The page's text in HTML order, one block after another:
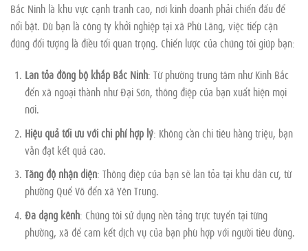
Bắc Ninh là khu vực cạnh tranh cao, nơi kinh doanh phải chiến đấu để
nổi bật. Dù bạn là công ty khởi nghiệp tại xã Phù Lãng, việc tiếp cận
đúng đối tượng là điều tối quan trọng. Chiến lược của chúng tôi giúp bạn:
Lan tỏa đồng bộ khắp Bắc Ninh: Từ phường trung tâm như Kinh Bắc
đến xã ngoại thành như Đại Sơn, thông điệp của bạn xuất hiện mọi
nơi.
Hiệu quả tối ưu với chi phí hợp lý: Không cần chi tiêu hàng triệu, bạn
vẫn đạt kết quả cao.
Tăng độ nhận diện: Thông điệp của bạn sẽ lan tỏa tại khu dân cư, từ
phường Quế Võ đến xã Yên Trung.
Đa dạng kênh: Chúng tôi sử dụng nền tảng trực tuyến tại từng
phường, xã để cam kết dịch vụ của bạn phù hợp với người tiêu dùng.